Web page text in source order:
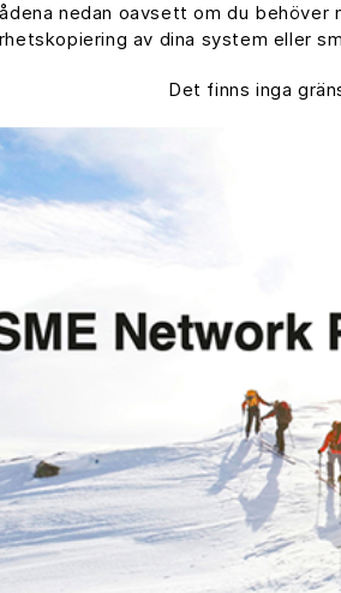
nedan oavsett om du
av dina system eller
Det finns inga